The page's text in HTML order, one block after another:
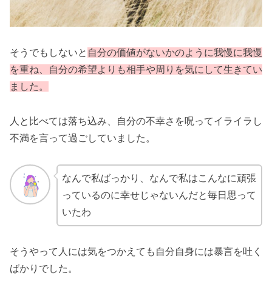
そうでもしないと 自分の価値がないかのように我慢に我慢
を重ね、自分の希望よりも相手や周りを気にして生きてい
ました。
人と比べては落ち込み、自分の不幸さを呪ってイライラし
不満を言って過ごしていました。
なんで私ばっかり、なんで私はこんなに頑張
っているのに幸せじゃないんだと毎日思って
いたわ
そうやって人には気をつかえても自分自身には暴言を吐く
ばかりでした。